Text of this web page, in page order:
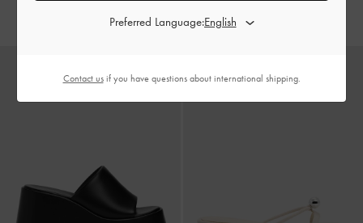
Preferred Language:
Contact usif you have questions about international shipping.